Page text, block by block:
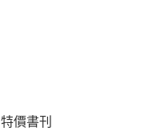
特價書刊